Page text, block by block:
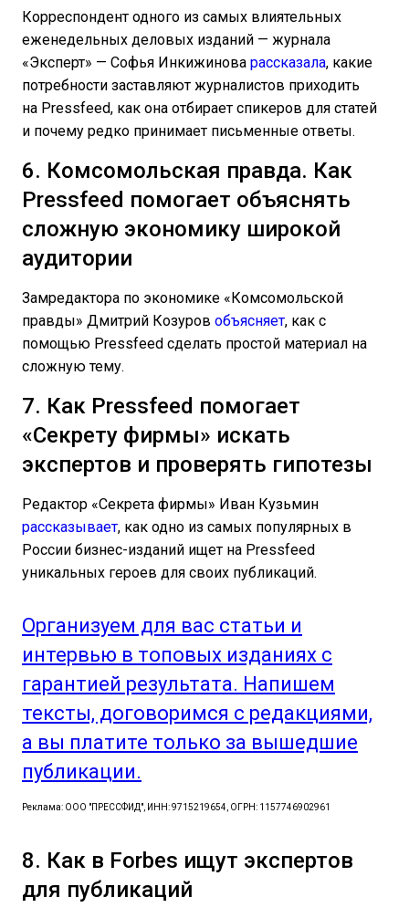
Корреспондент одного из самых влиятельных
еженедельных деловых изданий — журнала
«Эксперт» — Софья Инкижинова рассказала, какие
потребности заставляют журналистов приходить
на Pressfeed, как она отбирает спикеров для статей
и почему редко принимает письменные ответы.
6. Комсомольская правда. Как
Pressfeed помогает объяснять
сложную экономику широкой
аудитории
Замредактора по экономике «Комсомольской
правды» Дмитрий Козуров объясняет, как с
помощью Pressfeed сделать простой материал на
сложную тему.
7. Как Pressfeed помогает
«Секрету фирмы» искать
экспертов и проверять гипотезы
Редактор «Секрета фирмы» Иван Кузьмин
рассказывает, как одно из самых популярных в
России бизнес-изданий ищет на Pressfeed
уникальных героев для своих публикаций.
Организуем для вас статьи и
интервью в топовых изданиях с
гарантией результата. Напишем
тексты, договоримся с редакциями,
а вы платите только за вышедшие
публикации.
Реклама: ООО "ПРЕССФИД", ИНН: 9715219654, ОГРН: 1157746902961
8. Как в Forbes ищут экспертов
для публикаций